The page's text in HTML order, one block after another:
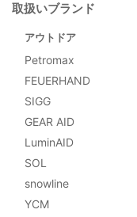
取扱いブランド
アウトドア
Petromax
FEUERHAND
SIGG
GEAR AID
LuminAID
SOL
snowline
YCM